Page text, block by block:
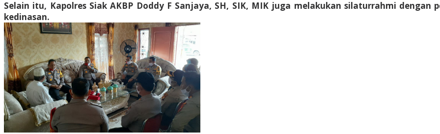
Selain itu, Kapolres Siak AKBP Doddy F Sanjaya, SH, SIK, MIK juga melakukan silaturrahmi
kedinasan.